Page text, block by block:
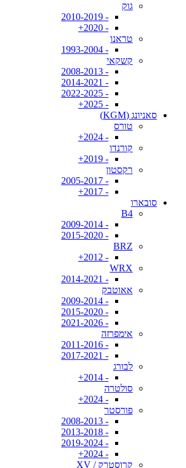
גוק
- 2010-2019
- 2020+
טראנו
- 1993-2004
קשקאי
- 2008-2013
- 2014-2021
- 2022-2025
- 2025+
סאניונג (KGM)
טורס
- 2024+
קורנדו
- 2019+
רקסטון
- 2005-2017
- 2017+
סובארו
B4
- 2009-2014
- 2015-2020
BRZ
- 2012+
WRX
- 2014-2021
אאוטבק
- 2009-2014
- 2015-2020
- 2021-2026
אימפרזה
- 2011-2016
- 2017-2021
לבורג
- 2014+
סולטרה
- 2024+
פורסטר
- 2008-2013
- 2013-2018
- 2019-2024
- 2024+
קרוסטרק / XV